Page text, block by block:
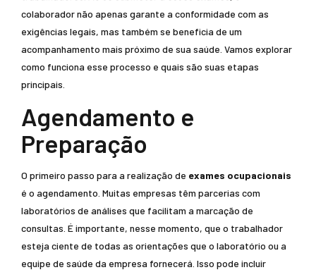
colaborador não apenas garante a conformidade com as
exigências legais, mas também se beneficia de um
acompanhamento mais próximo de sua saúde. Vamos explorar
como funciona esse processo e quais são suas etapas
principais.
Agendamento e
Preparação
O primeiro passo para a realização de exames ocupacionais
é o agendamento. Muitas empresas têm parcerias com
laboratórios de análises que facilitam a marcação de
consultas. É importante, nesse momento, que o trabalhador
esteja ciente de todas as orientações que o laboratório ou a
equipe de saúde da empresa fornecerá. Isso pode incluir